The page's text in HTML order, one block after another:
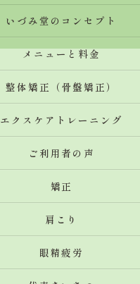
いづみ堂のコンセプト
メニューと料金
整体矯正（骨盤矯正）
エクスケアトレーニング
ご利用者の声
矯正
肩こり
眼精疲労